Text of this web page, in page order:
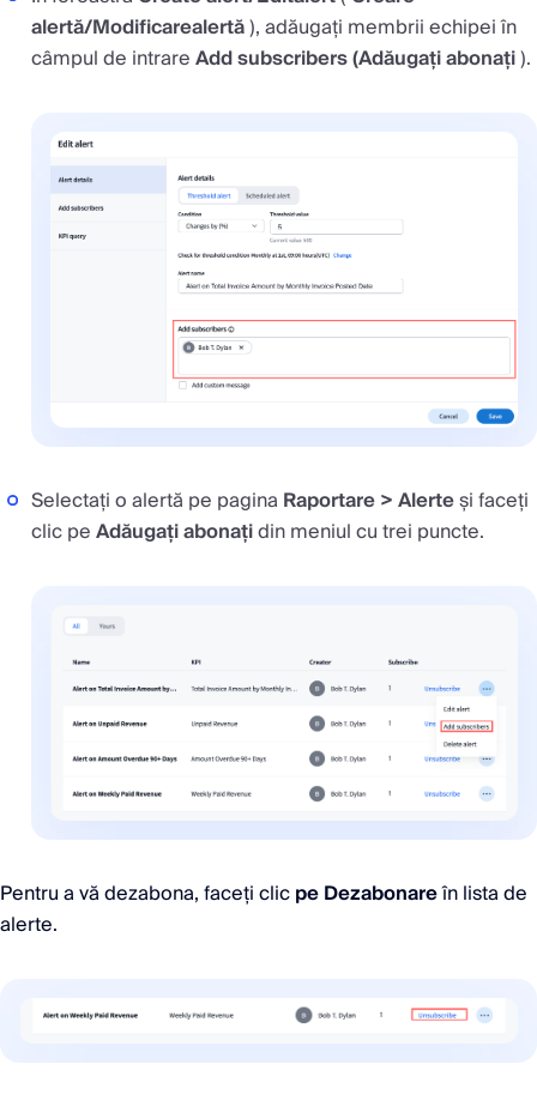
alertă/Modificarealertă), adăugați membrii echipei în
câmpul de intrareAdd subscribers (Adăugați abonați).
Selectați o alertă pe pagina Raportare > Alerteși faceți
clic peAdăugați abonațidin meniul cu trei puncte.
Pentru a vă dezabona, faceți clicpe Dezabonareîn lista de
alerte.